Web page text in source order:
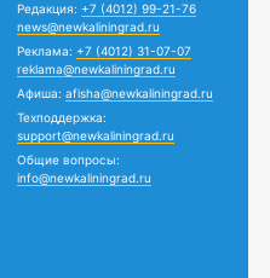
Редакция: +7 (4012) 99-21-76
news@newkaliningrad.ru
Реклама: +7 (4012) 31-07-07
reklama@newkaliningrad.ru
Афиша: afisha@newkaliningrad.ru
Техподдержка:
support@newkaliningrad.ru
Общие вопросы:
info@newkaliningrad.ru